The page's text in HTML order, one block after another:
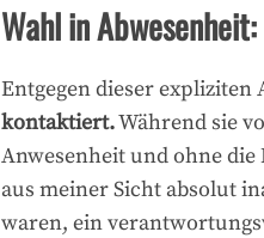
Wahl in
Entgegen dieser
kontaktiert.Während sie
Anwesenheit und ohne
aus meiner Sicht absolut
waren, ein